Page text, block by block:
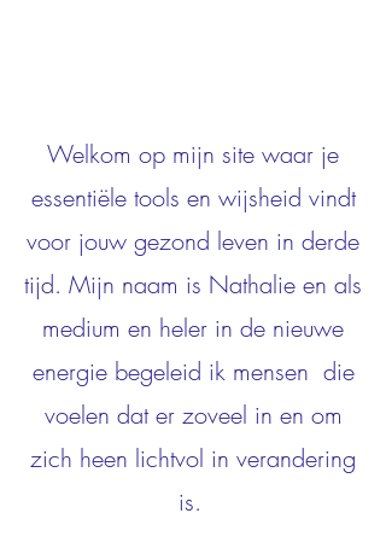
Welkom op mijn site waar je
essentiële tools en wijsheid vindt
voor jouw gezond leven in derde
tijd. Mijn naam is Nathalie en als
medium en heler in de nieuwe
energie begeleid ik mensen die
voelen dat er zoveel in en om
zich heen lichtvol in verandering
is.